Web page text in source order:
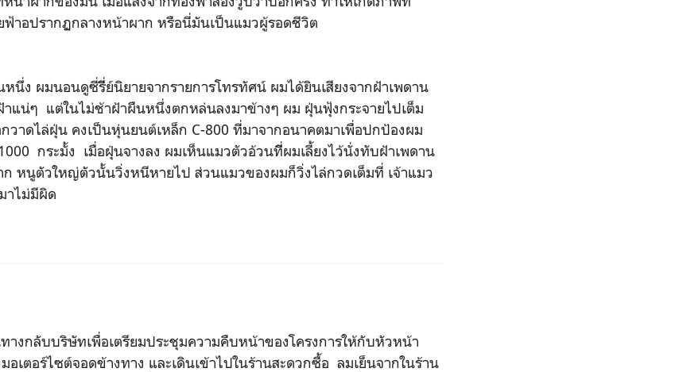
ฟ้าอปรากฏกลางหน้าผาก หรือนี่มันเป็นแมวผู้รอดชีวิต
มนอนดูซี่รีี่ย์นิยายจากรายการโทรทัศน์ ผมได้ยินเสียงจากฝ้าเพดาน
แน่ๆ แต่ในไม่ช้าฝ้าผืนหนึ่งตกหล่นลงมาข้างๆ ผม ฝุ่นฟุ้งกระจายไปเต็ม
วาดไล่ฝุ่น คงเป็นหุ่นยนต์เหล็ก C-800 ที่มาจากอนาคตมาเพื่อปกป้องผม
กระมั้ง เมื่อฝุ่นจางลง ผมเห็นแมวตัวอ้วนทีี่ผมเลี้ยงไว้นั่งทับฝ้าเพดาน
หนูตัวใหญ่ตัวนั้นวิ่งหนีหายไป ส่วนแมวของผมก็วิ่งไล่กวดเต็มที่ เจ้าแมว
าไม่มีผิด
ลับบริษัทเพื่อเตรียมประชุมความคืบหน้าของโครงการให้กับหัวหน้า
เตอร์ไซต์จอดข้างทาง และเดินเข้าไปในร้านสะดวกซื้อ ลมเย็นจากในร้าน